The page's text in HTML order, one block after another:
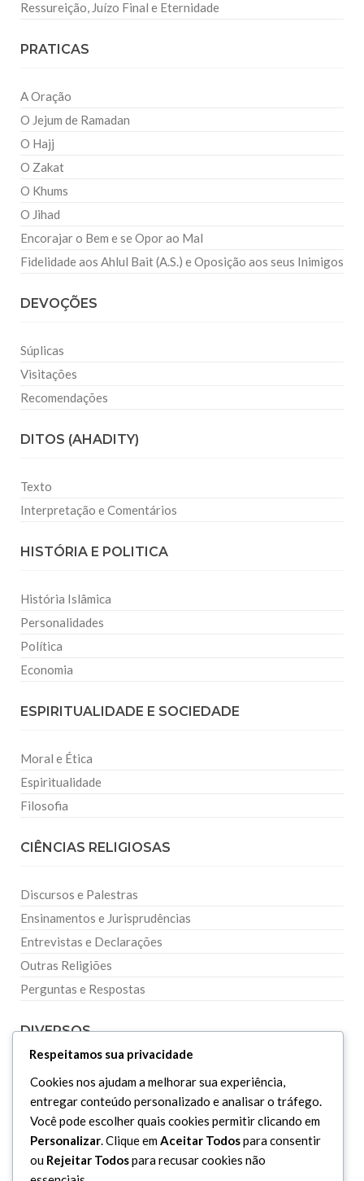
Ressureição, Juízo Final e Eternidade
PRATICAS
A Oração
O Jejum de Ramadan
O Hajj
O Zakat
O Khums
O Jihad
Encorajar o Bem e se Opor ao Mal
Fidelidade aos Ahlul Bait (A.S.) e Oposição aos seus Inimigos
DEVOÇÕES
Súplicas
Visitações
Recomendações
DITOS (AHADITY)
Texto
Interpretação e Comentários
HISTÓRIA E POLITICA
História Islâmica
Personalidades
Política
Economia
ESPIRITUALIDADE E SOCIEDADE
Moral e Ética
Espiritualidade
Filosofia
CIÊNCIAS RELIGIOSAS
Discursos e Palestras
Ensinamentos e Jurisprudências
Entrevistas e Declarações
Outras Religiões
Perguntas e Respostas
DIVERSOS
Curiosidades
Dicionário Islâmico
Downloads
Respeitamos sua privacidade
Cookies nos ajudam a melhorar sua experiência,
entregar conteúdo personalizado e analisar o tráfego.
Você pode escolher quais cookies permitir clicando em
Personalizar. Clique emAceitar Todospara consentir
ou Rejeitar Todospara recusar cookies não